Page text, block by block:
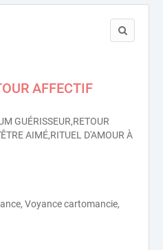
AFFECTIF
GUÉRISSEUR,RETOUR
AIMÉ,RITUEL D'AMOUR À
Voyance cartomancie,